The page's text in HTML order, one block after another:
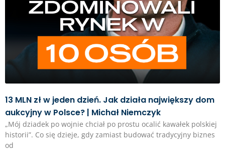
13 MLN zł w jeden dzień. Jak działa największy dom
aukcyjny w Polsce? | Michał Niemczyk
„Mój dziadek po wojnie chciał po prostu ocalić kawałek polskiej
historii”. Co się dzieje, gdy zamiast budować tradycyjny biznes
od